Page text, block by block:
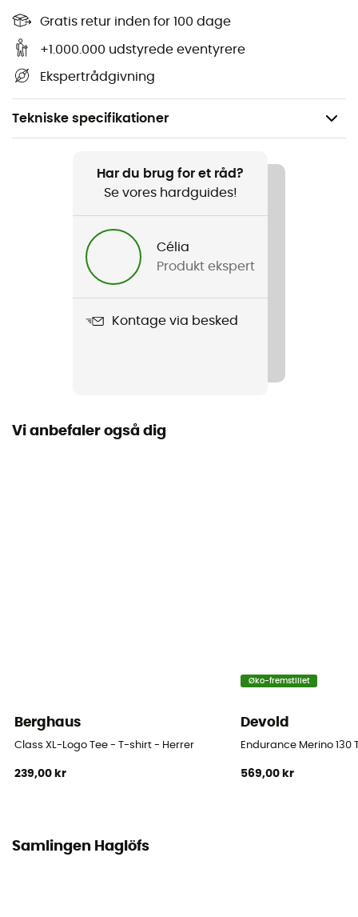
Gratis retur inden for 100 dage
+1.000.000 udstyrede eventyrere
Ekspertrådgivning
Tekniske specifikationer
Vandreture / Klatring / Trekking / Rejse / Det daglige
Har du brug for et råd?
Se vores hardguides!
Célia
Produkt ekspert
Kontage via besked
Vi anbefaler også dig
Berghaus
Class XL-Logo Tee - T-shirt - Herrer
239,00 kr
Øko-fremstillet
Devold
Endurance Merino
569,00 kr
Samlingen Haglöfs